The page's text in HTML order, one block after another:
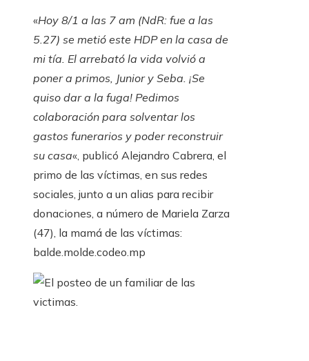
«Hoy 8/1 a las 7 am (NdR: fue a las
5.27) se metió este HDP en la casa de
mi tía. El arrebató la vida volvió a
poner a primos, Junior y Seba. ¡Se
quiso dar a la fuga! Pedimos
colaboración para solventar los
gastos funerarios y poder reconstruir
su casa«, publicó Alejandro Cabrera, el
primo de las víctimas, en sus redes
sociales, junto a un alias para recibir
donaciones, a número de Mariela Zarza
(47), la mamá de las víctimas:
balde.molde.codeo.mp